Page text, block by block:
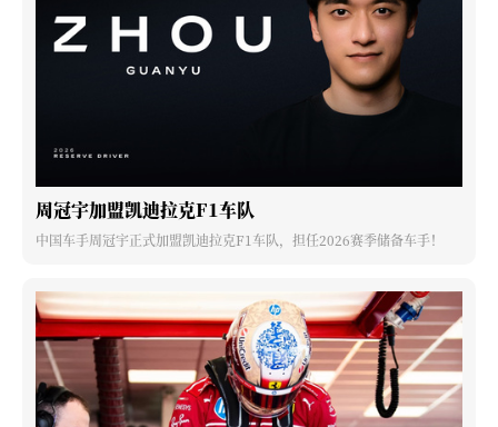
周冠宇加盟凯迪拉克F1车队
中国车手周冠宇正式加盟凯迪拉克F1车队，担任2026赛季储备车手！